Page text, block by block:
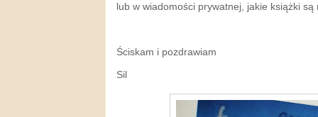
lub w wiadomości prywatnej, jakie książki są
Ściskam i pozdrawiam
Sil